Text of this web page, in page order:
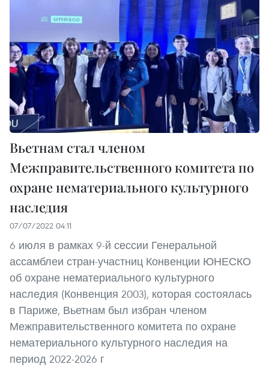
Вьетнам стал членом
Межправительственного комитета по
охране нематериального культурного
наследия
07/07/2022 04:11
6 июля в рамках 9-й сессии Генеральной
ассамблеи стран-участниц Конвенции ЮНЕСКО
об охране нематериального культурного
наследия (Конвенция 2003), которая состоялась
в Париже, Вьетнам был избран членом
Межправительственного комитета по охране
нематериального культурного наследия на
период 2022-2026 г